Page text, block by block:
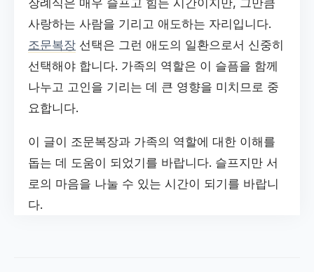
장례식은 매우 슬프고 힘든 시간이지만, 그만큼
사랑하는 사람을 기리고 애도하는 자리입니다.
조문복장 선택은 그런 애도의 일환으로서 신중히
선택해야 합니다. 가족의 역할은 이 슬픔을 함께
나누고 고인을 기리는 데 큰 영향을 미치므로 중
요합니다.
이 글이 조문복장과 가족의 역할에 대한 이해를
돕는 데 도움이 되었기를 바랍니다. 슬프지만 서
로의 마음을 나눌 수 있는 시간이 되기를 바랍니
다.